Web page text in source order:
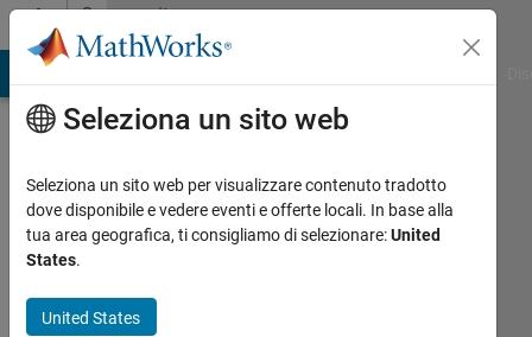
Vai al contenutoCommunity
Profile
Muhammad
Murtaza
Last
Seleziona un sito web
Seleziona un sito web per visualizzare contenuto tradotto
dove disponibile e vedere eventi e offerte locali. In base alla
tua area geografica, ti consigliamo di selezionare:United
States.
United States